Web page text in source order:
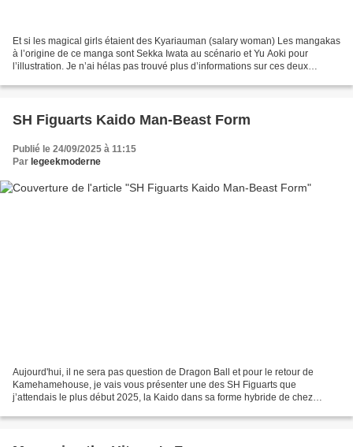
Et si les magical girls étaient des Kyariauman (salary woman) Les mangakas
à l’origine de ce manga sont Sekka Iwata au scénario et Yu Aoki pour
l’illustration. Je n’ai hélas pas trouvé plus d’informations sur ces deux
SH Figuarts Kaido Man-Beast Form
Publié le 24/09/2025 à 11:15
Par legeekmoderne
Aujourd'hui, il ne sera pas question de Dragon Ball et pour le retour de
Kamehamehouse, je vais vous présenter une des SH Figuarts que
j’attendais le plus début 2025, la Kaido dans sa forme hybride de chez